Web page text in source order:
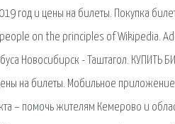
год и цены на билеты. Покупка
on the principles of Wikipedia.
Новосибирск - Таштагол. КУПИТЬ
на билеты. Мобильное
– помочь жителям Кемерово и